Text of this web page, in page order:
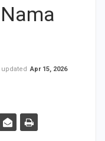
updated Apr 15, 2026